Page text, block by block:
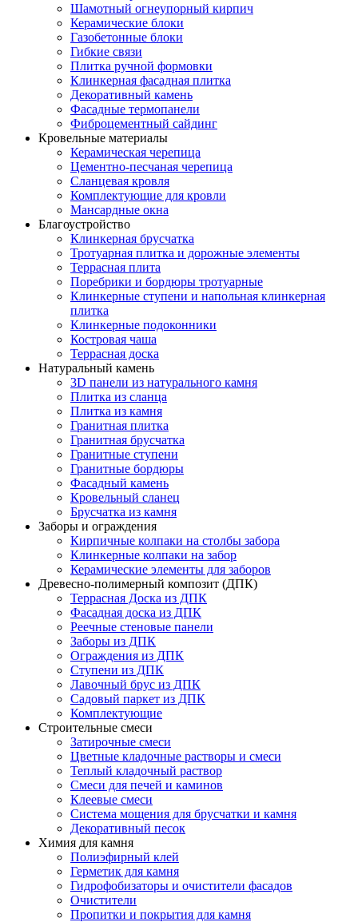
Шамотный огнеупорный кирпич
Керамические блоки
Газобетонные блоки
Гибкие связи
Плитка ручной формовки
Клинкерная фасадная плитка
Декоративный камень
Фасадные термопанели
Фиброцементный сайдинг
Кровельные материалы
Керамическая черепица
Цементно-песчаная черепица
Сланцевая кровля
Комплектующие для кровли
Мансардные окна
Благоустройство
Клинкерная брусчатка
Тротуарная плитка и дорожные элементы
Террасная плита
Поребрики и бордюры тротуарные
Клинкерные ступени и напольная клинкерная
плитка
Клинкерные подоконники
Костровая чаша
Террасная доска
Натуральный камень
3D панели из натурального камня
Плитка из сланца
Плитка из камня
Гранитная плитка
Гранитная брусчатка
Гранитные ступени
Гранитные бордюры
Фасадный камень
Кровельный сланец
Брусчатка из камня
Заборы и ограждения
Кирпичные колпаки на столбы забора
Клинкерные колпаки на забор
Керамические элементы для заборов
Древесно-полимерный композит (ДПК)
Террасная Доска из ДПК
Фасадная доска из ДПК
Реечные стеновые панели
Заборы из ДПК
Ограждения из ДПК
Ступени из ДПК
Лавочный брус из ДПК
Садовый паркет из ДПК
Комплектующие
Строительные смеси
Затирочные смеси
Цветные кладочные растворы и смеси
Теплый кладочный раствор
Смеси для печей и каминов
Клеевые смеси
Система мощения для брусчатки и камня
Декоративный песок
Химия для камня
Полиэфирный клей
Герметик для камня
Гидрофобизаторы и очистители фасадов
Очистители
Пропитки и покрытия для камня